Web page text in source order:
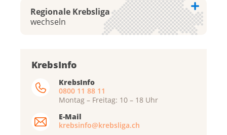
Regionale Krebsliga
wechseln
Krebsliga Aargau
Krebsliga Bern
Ligue genevoise contre le cancer
KrebsInfo
KrebsInfo
0800 11 88 11
Montag – Freitag: 10 – 18 Uhr
E-Mail
krebsinfo@krebsliga.ch